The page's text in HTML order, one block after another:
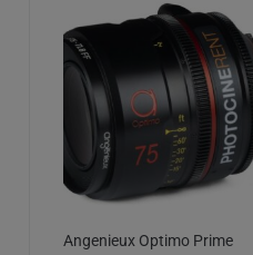
Angenieux Optimo Prime